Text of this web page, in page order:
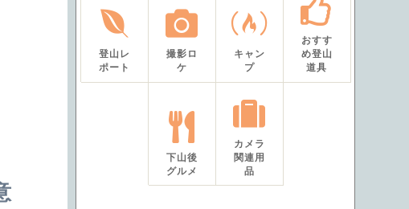
登山レ
ポート
撮影ロ
ケ
キャン
プ
おすす
め登山
道具
下山後
グルメ
カメラ
関連用
品